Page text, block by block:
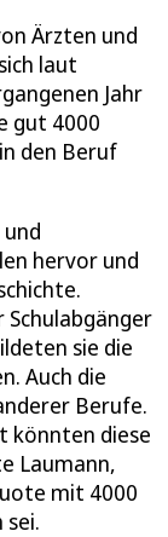
Ärzten und
laut
Jahr
gut 4000
den Beruf
hervor und
Schulabgänger
sie die
Auch die
Berufe.
könnten diese
Laumann,
mit 4000
sei.